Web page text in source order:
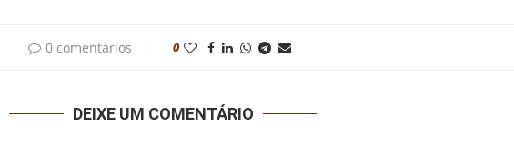
0 comentários 0
DEIXE UM COMENTÁRIO